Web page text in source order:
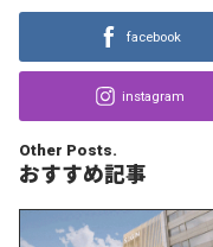
facebook
instagram
Other Posts.
おすすめ記事